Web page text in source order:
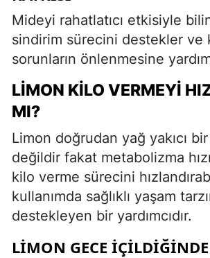
Mideyi rahatlatıcı etkisiyle
sindirim sürecini destekler ve
sorunların önlenmesine
LIMON KILO VERMEYI
MI?
Limon doğrudan yağ yakıcı
değildir fakat metabolizma
kilo verme sürecini
kullanımda sağlıklı yaşam
destekleyen bir yardımcıdır.
LIMON GECE